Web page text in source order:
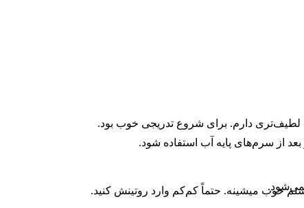
از سرم‌های پایه آب استفاده شود.
نمی‌شود.
دارم. برای شروع تدریجی خوب بود.
خوب میشینه. حتماً کم‌کم وارد روتینش کنید.